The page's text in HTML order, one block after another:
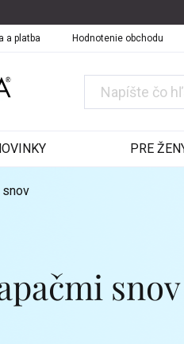
a platba Hodnotenie obchodu
PRE
snov
snov